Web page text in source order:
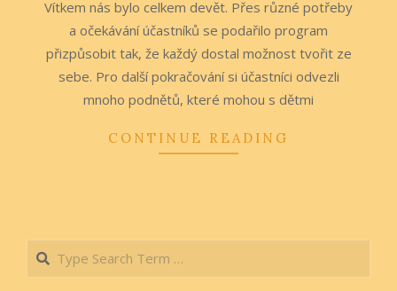
Vítkem nás bylo celkem devět. Přes různé potřeby
a očekávání účastníků se podařilo program
přizpůsobit tak, že každý dostal možnost tvořit ze
sebe. Pro další pokračování si účastníci odvezli
mnoho podnětů, které mohou s dětmi
CONTINUE READING
Search